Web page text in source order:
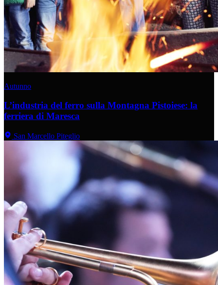
Autunno
L’industria del ferro sulla Montagna Pistoiese: la
ferriera di Maresca
San Marcello Piteglio